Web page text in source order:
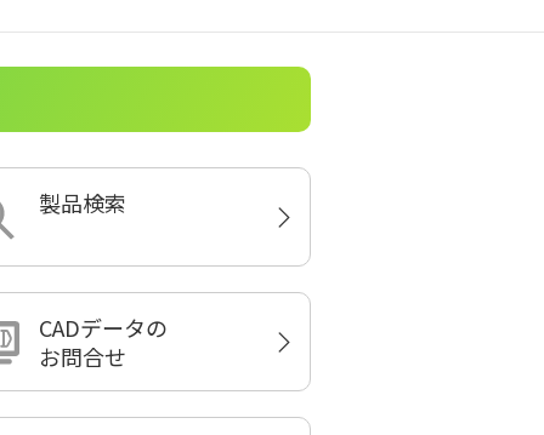
製品検索
CADデータの
お問合せ